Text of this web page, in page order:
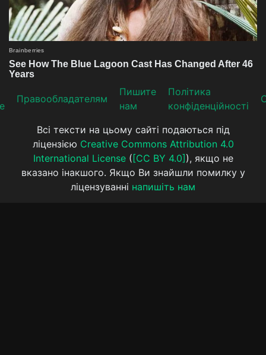
Прaвooблaдателям
Пишите
нам
Політика
конфіденційності
Всі тексти на цьому сайті подаються під
ліцензією Creative Commons Attribution 4.0
International License( [CC BY 4.0] ), якщо не
вказано інакшого. Якщо Ви знайшли помилку у
ліцензуванні напишіть нам